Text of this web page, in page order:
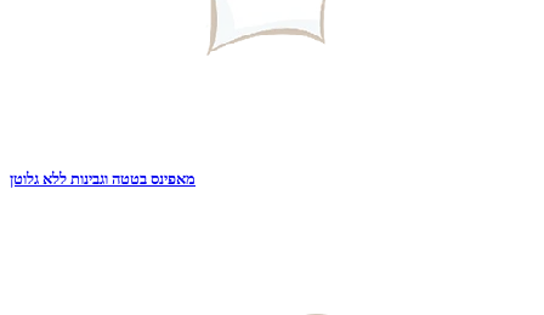
מאפינס בטטה וגבינות ללא גלוטן